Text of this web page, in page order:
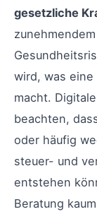
gesetzliche
wird, was eine
macht.
beachten,
oder häufig
steuer- und
entstehen
Beratung